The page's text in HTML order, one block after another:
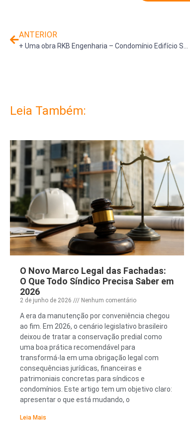
ANTERIOR
+ Uma obra RKB Engenharia – Condomínio Edifício São Vicente
Leia Também:
O Novo Marco Legal das Fachadas:
O Que Todo Síndico Precisa Saber em
2026
2 de junho de 2026 Nenhum comentário
A era da manutenção por conveniência chegou
ao fim. Em 2026, o cenário legislativo brasileiro
deixou de tratar a conservação predial como
uma boa prática recomendável para
transformá-la em uma obrigação legal com
consequências jurídicas, financeiras e
patrimoniais concretas para síndicos e
condomínios. Este artigo tem um objetivo claro:
apresentar o que está mudando, o
Leia Mais